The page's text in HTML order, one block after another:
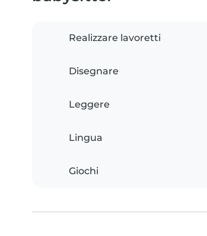
Realizzare lavoretti
Disegnare
Leggere
Lingua
Giochi